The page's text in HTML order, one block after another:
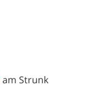
am Strunk